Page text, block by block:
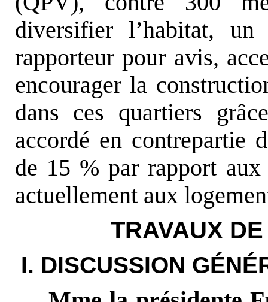
diversifier l’habitat, un
rapporteur pour avis,
encourager la
dans ces quartiers
accordé en contrepartie
de 15 % par rapport
actuellement aux
TRAVAUX
I. DISCUSSION